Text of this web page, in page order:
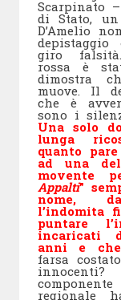
Scarpinato
di Stato,
D’Amelio
giro
rossa è
dimostra
muove. Il
che è
sono i
Una solo
lunga
quanto
ad una
movente
Appalti”
nome,
l’indomita
puntare
incaricati
anni e
farsa
regionale